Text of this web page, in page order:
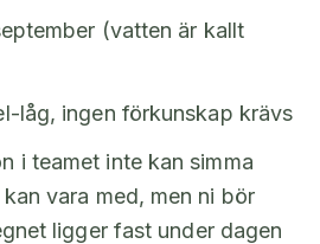
(vatten är kallt
låg, ingen förkunskap krävs
i teamet inte kan simma
vara med, men ni bör
ligger fast under dagen